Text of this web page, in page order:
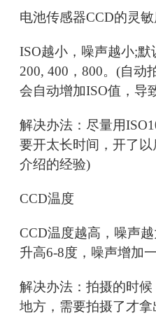
电池传感器CCD的灵敏
ISO越小，噪声越小;
200, 400，800。(自动
会自动增加ISO值，导
解决办法：尽量用
要开太长时间，开了
介绍的经验)
CCD温度
CCD温度越高，噪声
升高6-8度，噪声增加一
解决办法：拍摄的时
地方，需要拍摄了才拿